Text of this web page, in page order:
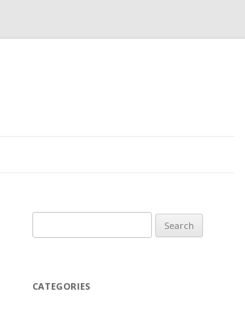
for:
CATEGORIES